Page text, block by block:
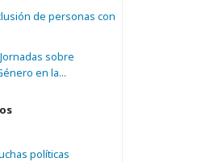
de personas con
sobre
en la...
políticas